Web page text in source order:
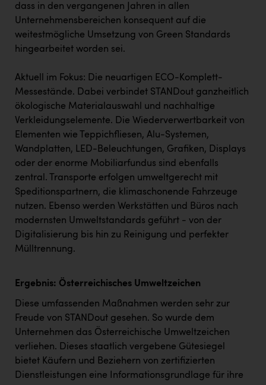
SCRI - Salzburg Cancer Research Institute
SCHMACHTL GmbH
Schwingshandl - automation technology gmbh
Seher + Partner
TCL
TGW Logistics
TRAILOMAT & Cycling Austria
VERITAS
Vier Diamanten
Vorlagenportal
Wir besiegen Krebs
Wirtschaftskammer OÖ
ZGONC
ZULuft - Zukunft Luft Austria
Österreichisches Hebammengremium
dass in den vergangenen Jahren in allen
Unternehmensbereichen konsequent auf die
weitestmögliche Umsetzung von Green Standards
hingearbeitet worden sei.
Aktuell im Fokus: Die neuartigen ECO-Komplett-
Messestände. Dabei verbindet STANDout ganzheitlich
ökologische Materialauswahl und nachhaltige
Verkleidungselemente. Die Wiederverwertbarkeit von
Elementen wie Teppichfliesen, Alu-Systemen,
Wandplatten, LED-Beleuchtungen, Grafiken, Displays
oder der enorme Mobiliarfundus sind ebenfalls
zentral. Transporte erfolgen umweltgerecht mit
Speditionspartnern, die klimaschonende Fahrzeuge
nutzen. Ebenso werden Werkstätten und Büros nach
modernsten Umweltstandards geführt - von der
Digitalisierung bis hin zu Reinigung und perfekter
Mülltrennung.
Ergebnis: Österreichisches Umweltzeichen
Diese umfassenden Maßnahmen werden sehr zur
Freude von STANDout gesehen. So wurde dem
Unternehmen das Österreichische Umweltzeichen
verliehen. Dieses staatlich vergebene Gütesiegel
bietet Käufern und Beziehern von zertifizierten
Dienstleistungen eine Informationsgrundlage für ihre